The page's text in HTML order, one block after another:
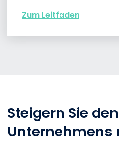
Zum Leitfaden
Steigern Sie
Unternehmens